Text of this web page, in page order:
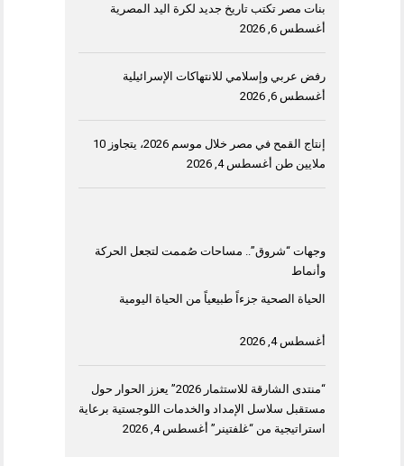
بنات مصر تكتب تاريخ جديد لكرة اليد المصرية
أغسطس 6, 2026
رفض عربي وإسلامي للانتهاكات الإسرائيلية
أغسطس 6, 2026
إنتاج القمح في مصر خلال موسم 2026، يتجاوز 10
ملايين طن أغسطس 4, 2026
وجهات “شروق”.. مساحات صُممت لتجعل الحركة
وأنماط
الحياة الصحية جزءاً طبيعياً من الحياة اليومية
أغسطس 4, 2026
“منتدى الشارقة للاستثمار 2026” يعزز الحوار حول
مستقبل سلاسل الإمداد والخدمات اللوجستية برعاية
استراتيجية من “غلفتينر” أغسطس 4, 2026